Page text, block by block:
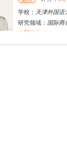
学校： 天津外国语
研究领域： 国际商务
立即咨询
陈希东